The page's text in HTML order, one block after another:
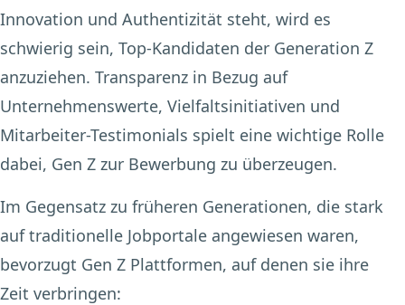
Innovation und Authentizität steht, wird es
schwierig sein, Top-Kandidaten der Generation Z
anzuziehen. Transparenz in Bezug auf
Unternehmenswerte, Vielfaltsinitiativen und
Mitarbeiter-Testimonials spielt eine wichtige Rolle
dabei, Gen Z zur Bewerbung zu überzeugen.
Im Gegensatz zu früheren Generationen, die stark
auf traditionelle Jobportale angewiesen waren,
bevorzugt Gen Z Plattformen, auf denen sie ihre
Zeit verbringen: